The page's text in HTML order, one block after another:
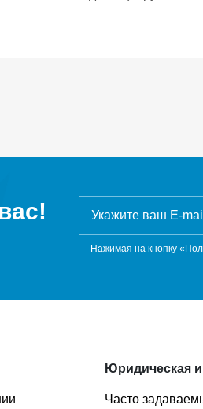
Нажимая на кнопку
Юридическая
Часто